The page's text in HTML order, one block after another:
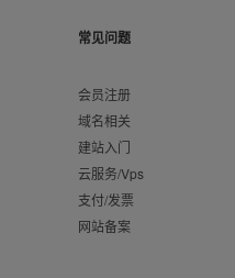
常见问题
会员注册
域名相关
建站入门
云服务/Vps
支付/发票
网站备案